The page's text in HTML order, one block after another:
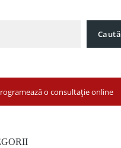
Caută
o consultație online